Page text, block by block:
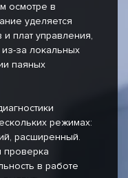
осмотре в
уделяется
плат управления,
из-за локальных
паяных
режимах:
расширенный.
проверка
в работе